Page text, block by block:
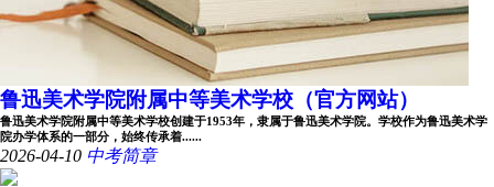
鲁迅美术学院附属中等美术学校（官方网站）
鲁迅美术学院附属中等美术学校创建于1953年，隶属于鲁迅美术学院。学校作为鲁迅美术学
院办学体系的一部分，始终传承着......
2026-04-10 中考简章